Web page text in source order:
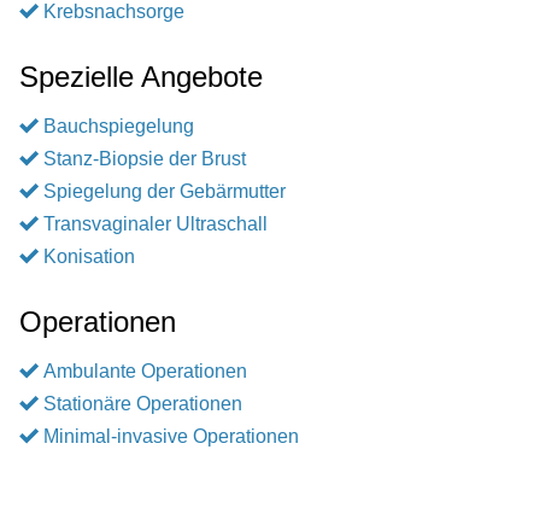
Krebsnachsorge
Spezielle Angebote
Bauchspiegelung
Stanz-Biopsie der Brust
Spiegelung der Gebärmutter
Transvaginaler Ultraschall
Konisation
Operationen
Ambulante Operationen
Stationäre Operationen
Minimal-invasive Operationen